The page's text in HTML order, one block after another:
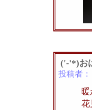
('-'*)お
投稿者：
暖
花